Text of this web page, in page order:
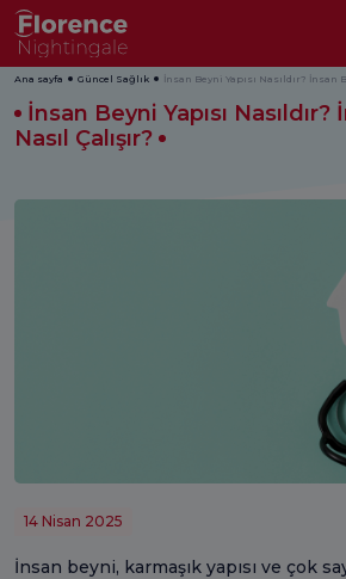
Ana sayfa Güncel Sağlık İnsan Beyni Yapısı Nasıldır? İnsan
İnsan Beyni Yapısı
Nasıl Çalışır?
14 Nisan 2025
İnsan beyni, karmaşık yapısı ve çok